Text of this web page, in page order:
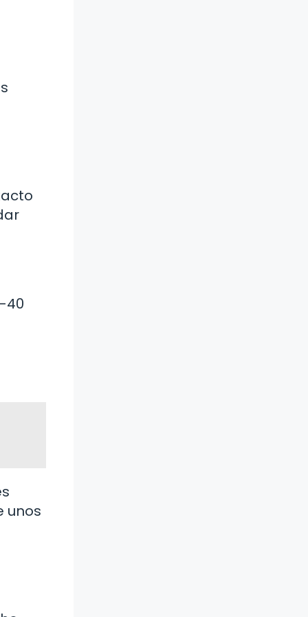
40
unos